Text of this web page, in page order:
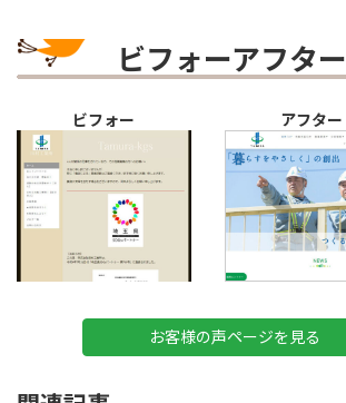
ビフォーアフター
ビフォー アフター
お客様の声ページを見る